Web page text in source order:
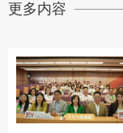
更多内容